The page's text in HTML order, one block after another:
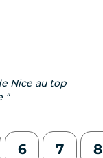
Nice au top
6 7 8